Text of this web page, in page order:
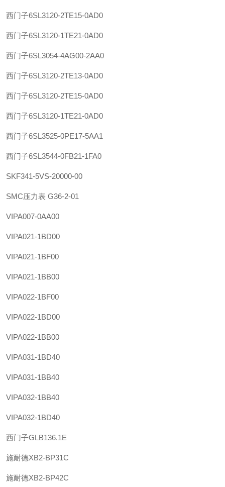
西门子6SL3120-2TE15-0AD0
西门子6SL3120-1TE21-0AD0
西门子6SL3054-4AG00-2AA0
西门子6SL3120-2TE13-0AD0
西门子6SL3120-2TE15-0AD0
西门子6SL3120-1TE21-0AD0
西门子6SL3525-0PE17-5AA1
西门子6SL3544-0FB21-1FA0
SKF341-5VS-20000-00
SMC压力表 G36-2-01
VIPA007-0AA00
VIPA021-1BD00
VIPA021-1BF00
VIPA021-1BB00
VIPA022-1BF00
VIPA022-1BD00
VIPA022-1BB00
VIPA031-1BD40
VIPA031-1BB40
VIPA032-1BB40
VIPA032-1BD40
西门子GLB136.1E
施耐德XB2-BP31C
施耐德XB2-BP42C